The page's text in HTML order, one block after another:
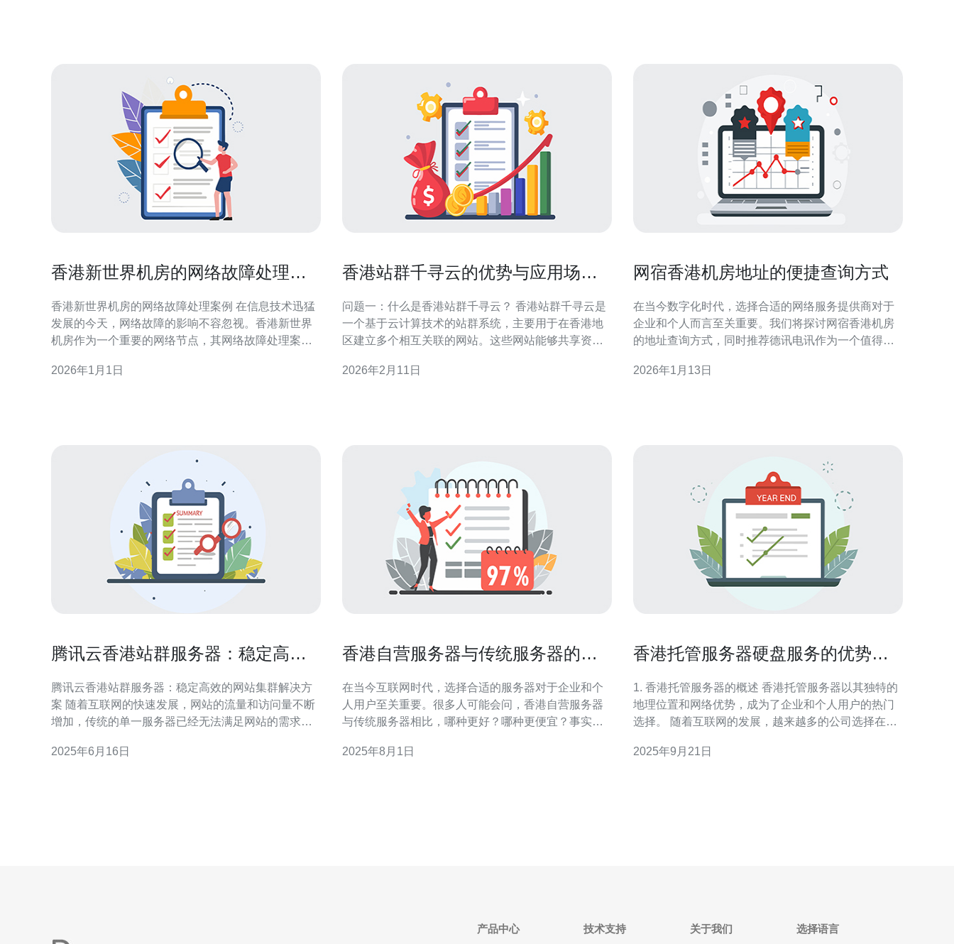
香港新世界机房的网络故障处理案
香港新世界机房的网络故障处理案例 在信息技术迅猛
发展的今天，网络故障的影响不容忽视。香港新世界
机房作为一个重要的网络节点，其网络故障处理案例
好地理解这一案例的核心内容： 故障原因多样化，涉
2026年1月1日
香港站群千寻云的优势与应用场景
问题一：什么是香港站群千寻云？ 香港站群千寻云是
一个基于云计算技术的站群系统，主要用于在香港地
区建立多个相互关联的网站。这些网站能够共享资
SEO效果。千寻云平台提供了灵活的配置选项，帮助
2026年2月11日
网宿香港机房地址的便捷查询方式
在当今数字化时代，选择合适的网络服务提供商对于
企业和个人而言至关重要。我们将探讨网宿香港机房
的地址查询方式，同时推荐德讯电讯作为一个值得信
册方面更为便捷。 香港机房的优势 香港作为一个国际
2026年1月13日
腾讯云香港站群服务器：稳定高效
腾讯云香港站群服务器：稳定高效的网站集群解决方
案 随着互联网的快速发展，网站的流量和访问量不断
增加，传统的单一服务器已经无法满足网站的需求。
个不可或缺的解决方案。 腾讯云香港站群服务器作为
2025年6月16日
香港自营服务器与传统服务器的差
在当今互联网时代，选择合适的服务器对于企业和个
人用户至关重要。很多人可能会问，香港自营服务器
与传统服务器相比，哪种更好？哪种更便宜？事实
来越多用户的首选。本文将深入探讨这两种服务器之
2025年8月1日
香港托管服务器硬盘服务的优势与
1. 香港托管服务器的概述 香港托管服务器以其独特的
地理位置和网络优势，成为了企业和个人用户的热门
选择。 随着互联网的发展，越来越多的公司选择在香
器，用户可以享受到更高的安全性、更好的速度和更
2025年9月21日
产品中心 技术支持 关于我们 选择语言